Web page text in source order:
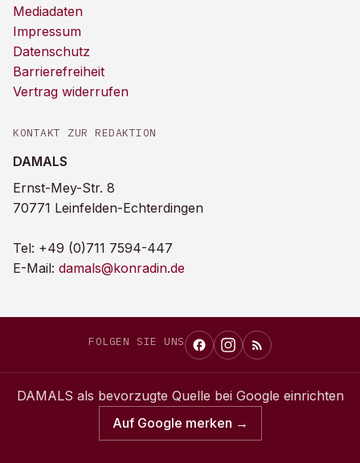
Mediadaten
Impressum
Datenschutz
Barrierefreiheit
Vertrag widerrufen
KONTAKT ZUR REDAKTION
DAMALS
Ernst-Mey-Str. 8
70771 Leinfelden-Echterdingen
Tel: +49 (0)711 7594-447
E-Mail: damals@konradin.de
FOLGEN SIE UNS
DAMALS als bevorzugte Quelle bei Google einrichten
Auf Google merken →